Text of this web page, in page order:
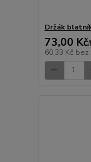
Držák
73,00 Kč/
60,33 Kč bez